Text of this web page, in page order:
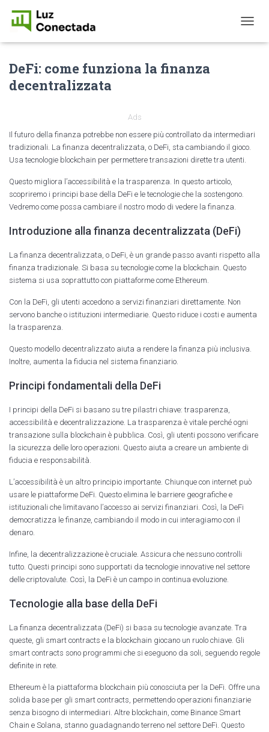
O
I
G
DeFi: come funziona la finanza
decentralizzata
Ads
Il futuro della finanza potrebbe non essere più controllato da intermediari
tradizionali. La finanza decentralizzata, o DeFi, sta cambiando il gioco.
Usa tecnologie blockchain per permettere transazioni dirette tra utenti.
Questo migliora l’accessibilità e la trasparenza. In questo articolo,
scopriremo i principi base della DeFi e le tecnologie che la sostengono.
Vedremo come possa cambiare il nostro modo di vedere la finanza.
Introduzione alla finanza decentralizzata (DeFi)
La finanza decentralizzata, o DeFi, è un grande passo avanti rispetto alla
finanza tradizionale. Si basa su tecnologie come la blockchain. Questo
sistema si usa soprattutto con piattaforme come Ethereum.
Con la DeFi, gli utenti accedono a servizi finanziari direttamente. Non
servono banche o istituzioni intermediarie. Questo riduce i costi e aumenta
la trasparenza.
Questo modello decentralizzato aiuta a rendere la finanza più inclusiva.
Inoltre, aumenta la fiducia nel sistema finanziario.
Principi fondamentali della DeFi
I principi della DeFi si basano su tre pilastri chiave: trasparenza,
accessibilità e decentralizzazione. La trasparenza è vitale perché ogni
transazione sulla blockchain è pubblica. Così, gli utenti possono verificare
la sicurezza delle loro operazioni. Questo aiuta a creare un ambiente di
fiducia e responsabilità.
L’accessibilità è un altro principio importante. Chiunque con internet può
usare le piattaforme DeFi. Questo elimina le barriere geografiche e
istituzionali che limitavano l’accesso ai servizi finanziari. Così, la DeFi
democratizza le finanze, cambiando il modo in cui interagiamo con il
denaro.
Infine, la decentralizzazione è cruciale. Assicura che nessuno controlli
tutto. Questi principi sono supportati da tecnologie innovative nel settore
delle criptovalute. Così, la DeFi è un campo in continua evoluzione.
Tecnologie alla base della DeFi
La finanza decentralizzata (DeFi) si basa su tecnologie avanzate. Tra
queste, gli smart contracts e la blockchain giocano un ruolo chiave. Gli
smart contracts sono programmi che si eseguono da soli, seguendo regole
definite in rete.
Ethereum è la piattaforma blockchain più conosciuta per la DeFi. Offre una
solida base per gli smart contracts, permettendo operazioni finanziarie
senza bisogno di intermediari. Altre blockchain, come Binance Smart
Chain e Solana, stanno guadagnando terreno nel settore DeFi. Questo